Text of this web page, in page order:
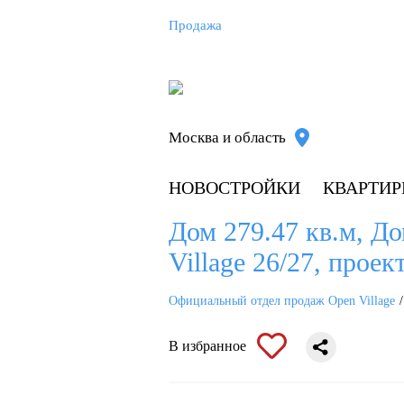
Продажа
Москва и область
НОВОСТРОЙКИ
Дом 279.47 кв.м,
Village 26/27,
Официальный отдел продаж Open Village
В избранное